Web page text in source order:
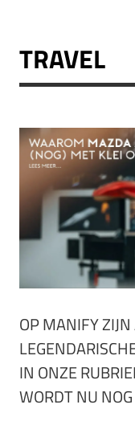
TRAVEL
OP MANIFY
IN ONZE
WORDT NU